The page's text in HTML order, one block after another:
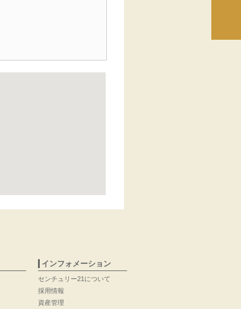
インフォメーション
センチュリー21について
採用情報
資産管理